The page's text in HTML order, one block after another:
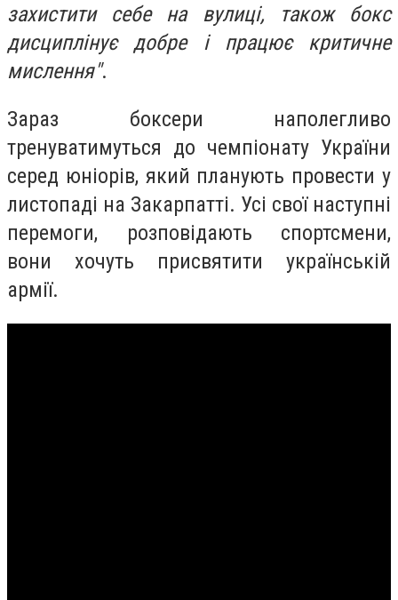
захистити себе на вулиці, також бокс
дисциплінує добре і працює критичне
мислення".
Зараз боксери наполегливо
тренуватимуться до чемпіонату України
серед юніорів, який планують провести у
листопаді на Закарпатті. Усі свої наступні
перемоги, розповідають спортсмени,
вони хочуть присвятити українській
армії.